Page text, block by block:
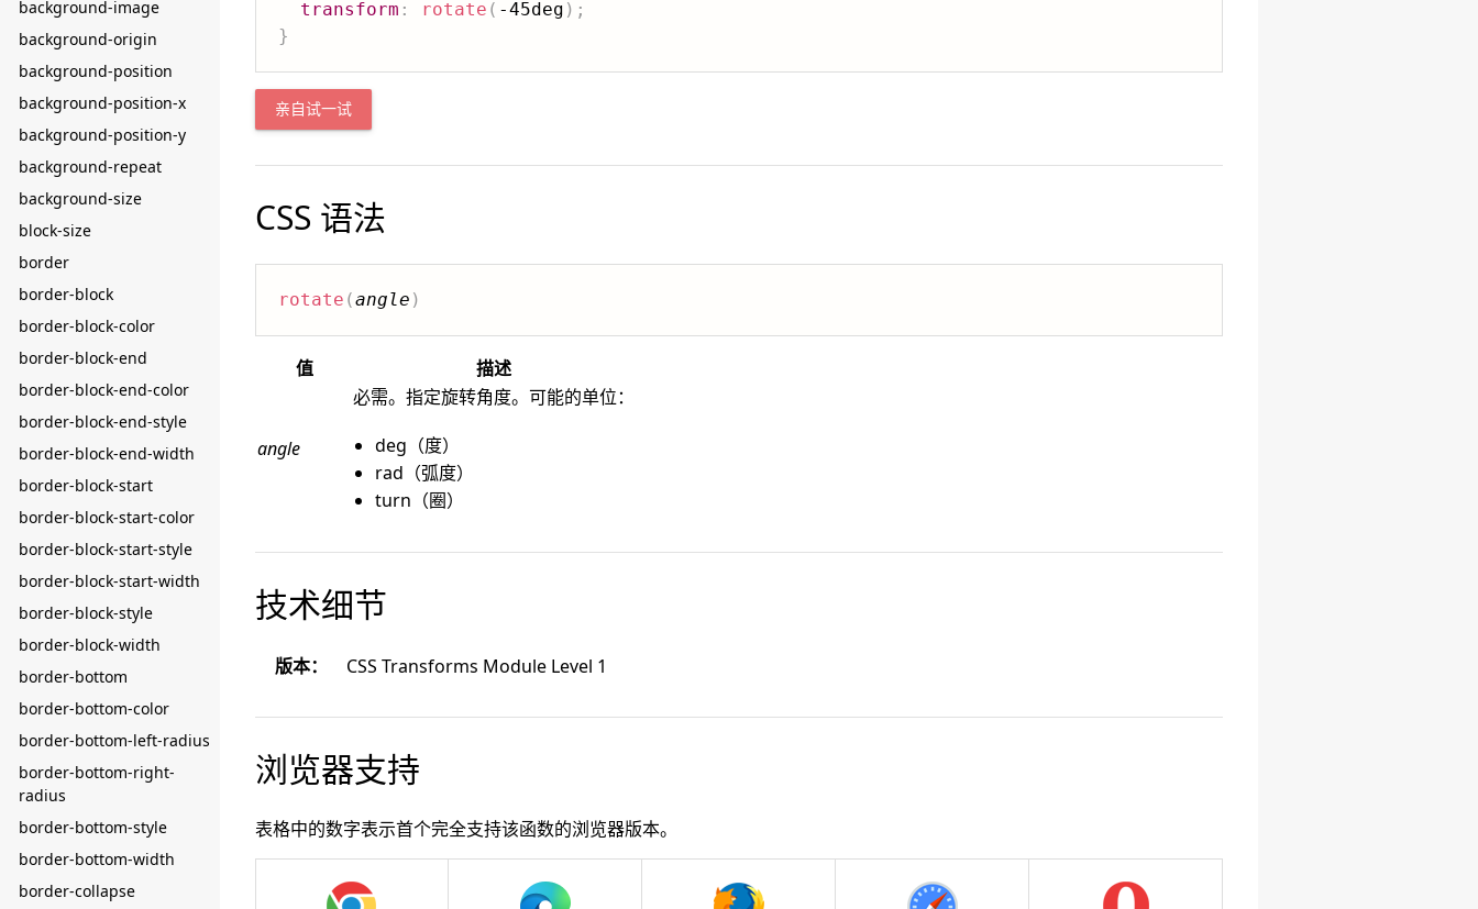
background-image
background-origin
background-position
background-position-x
background-position-y
background-repeat
background-size
block-size
border
border-block
border-block-color
border-block-end
border-block-end-color
border-block-end-style
border-block-end-width
border-block-start
border-block-start-color
border-block-start-style
border-block-start-width
border-block-style
border-block-width
border-bottom
border-bottom-color
border-bottom-left-radius
border-bottom-right-
radius
border-bottom-style
border-bottom-width
border-collapse
transform : rotate ( -45deg ) ;
}
亲自试一试
CSS 语法
rotate (angle )
值 描述
angle
必需。指定旋转角度。可能的单位：
deg（度）
rad（弧度）
turn（圈）
技术细节
版本： CSS Transforms Module Level 1
浏览器支持
表格中的数字表示首个完全支持该函数的浏览器版本。